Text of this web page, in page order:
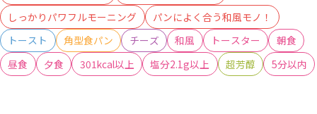
しっかりパワフルモーニング
パンによく合う和風モノ！
トースト
角型食パン チーズ 和風 トースター
朝食
昼食
夕食 301kcal以上 塩分2.1g以上 超芳醇 5分以内